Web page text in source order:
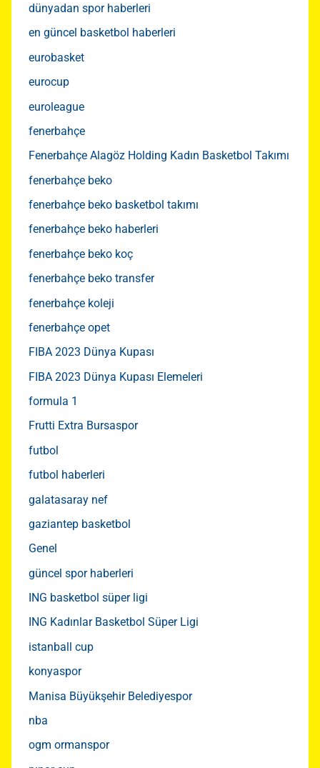
dünyadan spor haberleri
en güncel basketbol haberleri
eurobasket
eurocup
euroleague
fenerbahçe
Fenerbahçe Alagöz Holding Kadın Basketbol Takımı
fenerbahçe beko
fenerbahçe beko basketbol takımı
fenerbahçe beko haberleri
fenerbahçe beko koç
fenerbahçe beko transfer
fenerbahçe koleji
fenerbahçe opet
FIBA 2023 Dünya Kupası
FIBA 2023 Dünya Kupası Elemeleri
formula 1
Frutti Extra Bursaspor
futbol
futbol haberleri
galatasaray nef
gaziantep basketbol
Genel
güncel spor haberleri
ING basketbol süper ligi
ING Kadınlar Basketbol Süper Ligi
istanball cup
konyaspor
Manisa Büyükşehir Belediyespor
nba
ogm ormanspor